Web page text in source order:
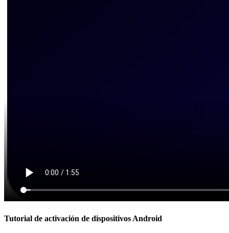
Tutorial de activación de dispositivos Android